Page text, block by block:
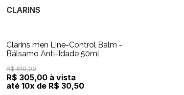
CLARINS
Clarins men Line-Control Balm -
Bálsamo Anti-Idade 50ml
R$ 610,00
R$ 305,00 à vista
até 10x de R$ 30,50